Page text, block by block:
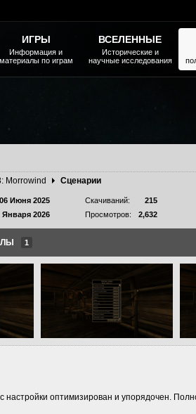
Morrowind Сценарии
06 Июня 2025
Января 2026
Скачиваний:
215
Просмотров:
2,632
1
оптимизирован и упорядочен.
ИГРЫ
Информация и
материалы по играм
ВСЕЛЕННЫЕ
Исторические и
научные исследования